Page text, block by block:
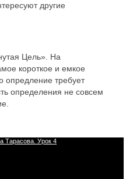
другие
Цель». На
короткое и емкое
опредление требует
определения не совсем